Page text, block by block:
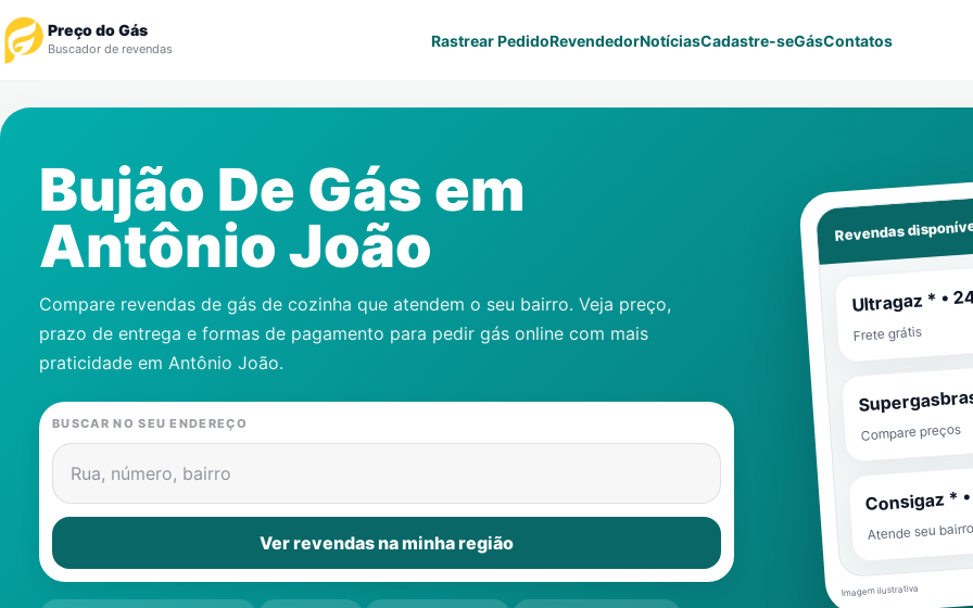
Preço do Gás
Buscador de revendas Rastrear PedidoRevendedorNotíciasCadastre-seGásContatos
Revendedor
Notícias
Gás
Contatos
Bujão De Gás em
Antônio João
Compare revendas de gás de cozinha que atendem o seu bairro. Veja preço,
prazo de entrega e formas de pagamento para pedir gás online com mais
praticidade em Antônio João.
BUSCAR NO SEU ENDEREÇO
Rua, número, bairro
Ver revendas na minha região
Revendas
Ultragaz * •
Frete grátis
Compare preços
Consigaz *
Atende seu
Imagem ilustrativa